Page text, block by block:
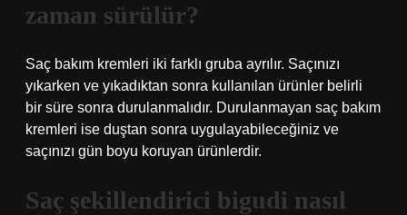
zaman sürülür?
Saç bakım kremleri iki farklı gruba ayrılır. Saçınızı
yıkarken ve yıkadıktan sonra kullanılan ürünler belirli
bir süre sonra durulanmalıdır. Durulanmayan saç bakım
kremleri ise duştan sonra uygulayabileceğiniz ve
saçınızı gün boyu koruyan ürünlerdir.
Saç şekillendirici bigudi nasıl